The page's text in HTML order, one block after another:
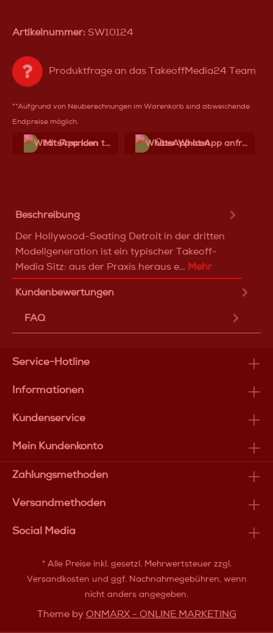
Artikelnummer: SW10124
Produktfrage an das TakeoffMedia24 Team
**Aufgrund von Neuberechnungen im Warenkorb sind abweichende
Endpreise möglich.
Mit Frеunden teilen Über WhatѕApp anfragеn
Beschreibung
Der Hollywood-Seating Detroit in der dritten
Modellgeneration ist ein typischer Takeoff-
Media Sitz: aus der Praxis heraus e… Mehr
Kundenbewertungen
FAQ
Service-Hotline
Informationen
Kundenservice
Mein Kundenkonto
Zahlungsmethoden
Versandmethoden
Social Media
* Alle Preise inkl. gesetzl. Mehrwertsteuer zzgl.
Versandkosten und ggf. Nachnahmegebühren, wenn
nicht anders angegeben.
Theme by ONMARX - ONLINE MARKETING